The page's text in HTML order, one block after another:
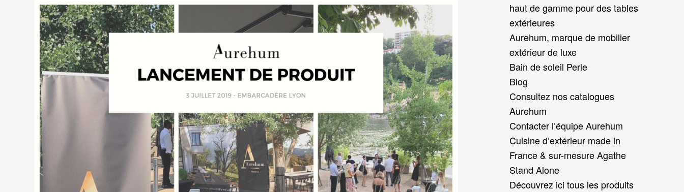
haut de gamme pour des tables
extérieures
Aurehum, marque de mobilier
extérieur de luxe
Bain de soleil Perle
Blog
Consultez nos catalogues
Aurehum
Contacter l’équipe Aurehum
Cuisine d’extérieur made in
France & sur-mesure Agathe
Stand Alone
Découvrez ici tous les produits